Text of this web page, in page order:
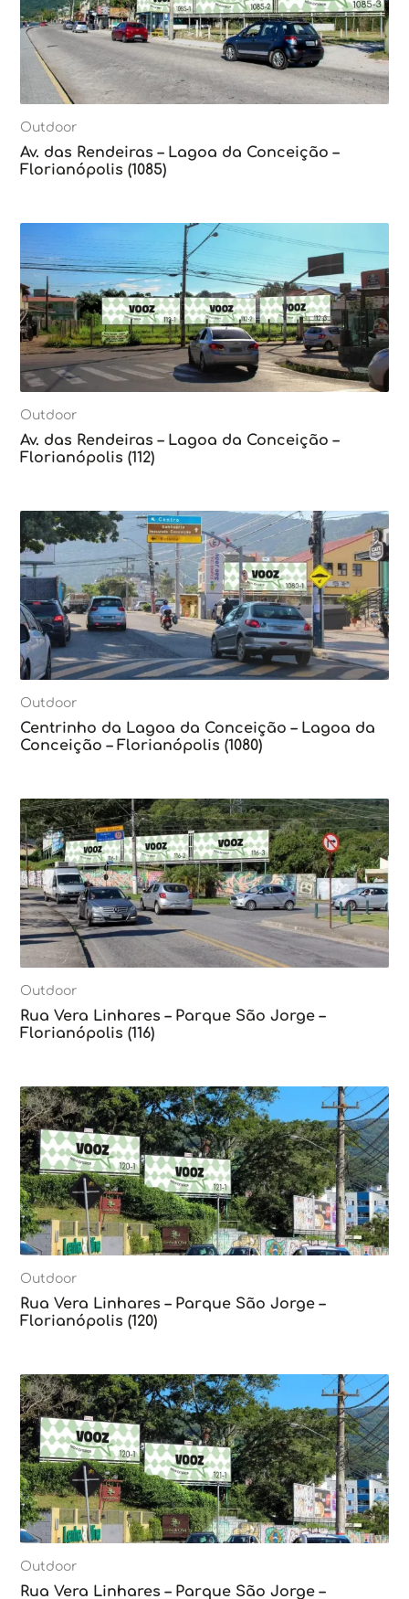
Outdoor
Av. das Rendeiras – Lagoa da Conceição –
Florianópolis (1085)
Outdoor
Av. das Rendeiras – Lagoa da Conceição –
Florianópolis (112)
Outdoor
Centrinho da Lagoa da Conceição – Lagoa da
Conceição – Florianópolis (1080)
Outdoor
Rua Vera Linhares – Parque São Jorge –
Florianópolis (116)
Outdoor
Rua Vera Linhares – Parque São Jorge –
Florianópolis (120)
Outdoor
Rua Vera Linhares – Parque São Jorge –